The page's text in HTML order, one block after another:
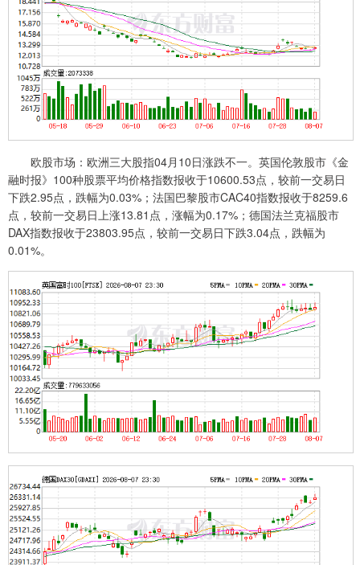
欧股市场：欧洲三大股指04月10日涨跌不一。英国伦敦股市《金
融时报》100种股票平均价格指数报收于10600.53点，较前一交易日
下跌2.95点，跌幅为0.03%；法国巴黎股市CAC40指数报收于8259.6
点，较前一交易日上涨13.81点，涨幅为0.17%；德国法兰克福股市
DAX指数报收于23803.95点，较前一交易日下跌3.04点，跌幅为
0.01%。